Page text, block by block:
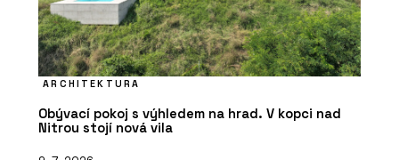
ARCHITEKTURA
Obývací pokoj s výhledem na hrad. V kopci nad
Nitrou stojí nová vila